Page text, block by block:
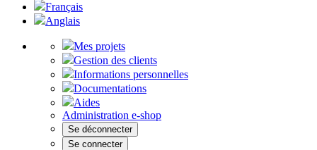
Français
Anglais
Mes projets
Gestion des clients
Informations personnelles
Documentations
Aides
Administration e-shop
Se déconnecter
Se connecter